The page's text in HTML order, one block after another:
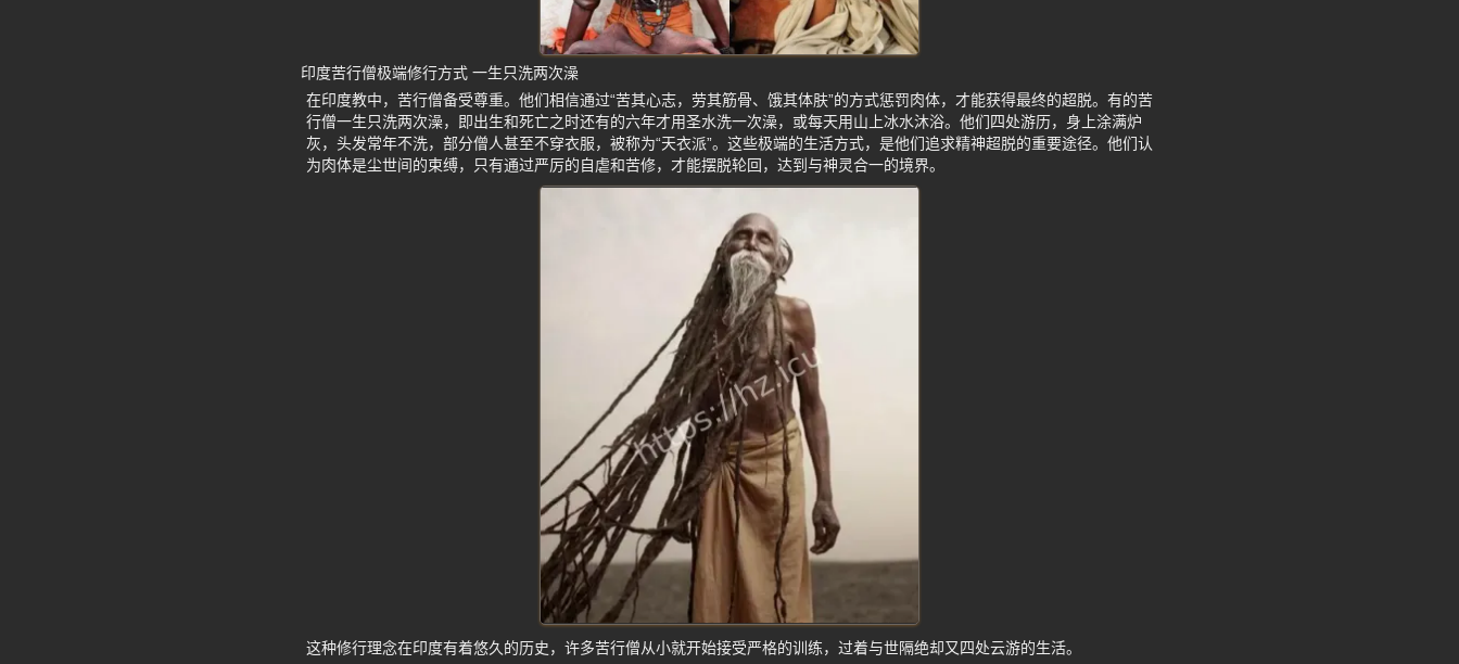
印度苦行僧极端修行方式 一生只洗两次澡
在印度教中，苦行僧备受尊重。他们相信通过“苦其心志，劳其筋骨、饿其体肤”的方式惩罚肉体，才能获得最终的超脱。有的苦
行僧一生只洗两次澡，即出生和死亡之时还有的六年才用圣水洗一次澡，或每天用山上冰水沐浴。他们四处游历，身上涂满炉
灰，头发常年不洗，部分僧人甚至不穿衣服，被称为“天衣派”。这些极端的生活方式，是他们追求精神超脱的重要途径。他们认
为肉体是尘世间的束缚，只有通过严厉的自虐和苦修，才能摆脱轮回，达到与神灵合一的境界。
这种修行理念在印度有着悠久的历史，许多苦行僧从小就开始接受严格的训练，过着与世隔绝却又四处云游的生活。